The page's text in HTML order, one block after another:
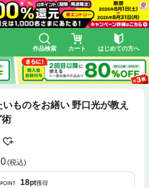
作品検索 カート はじめての方へ
ものをお繕い 野口光が教え
術
(税込)
18pt獲得